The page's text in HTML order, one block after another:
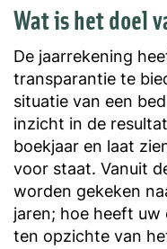
Wat is het doel
De jaarrekening
transparantie te
situatie van een
inzicht in de
boekjaar en laat
voor staat. Vanuit
worden gekeken
jaren; hoe heeft
ten opzichte van